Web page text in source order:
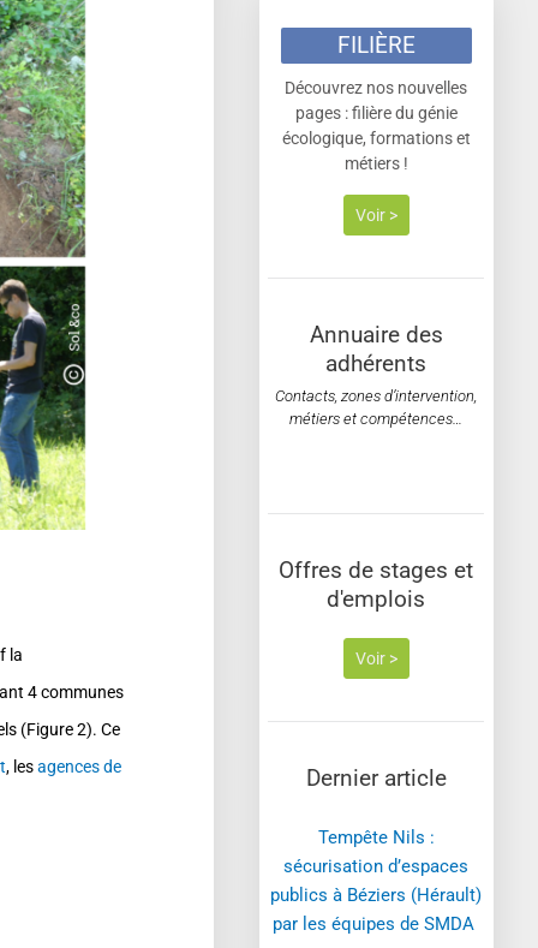
la
4 communes
(Figure 2). Ce
, lesagences de
FILIÈRE
Découvrez nos nouvelles
pages : filière du génie
écologique, formations et
métiers !
Voir >
Annuaire des
adhérents
Contacts, zones d’intervention,
métiers et compétences…
Offres de stages et
d'emplois
Voir >
Dernier article
Tempête Nils :
sécurisation d’espaces
publics à Béziers (Hérault)
par les équipes de SMDA ​